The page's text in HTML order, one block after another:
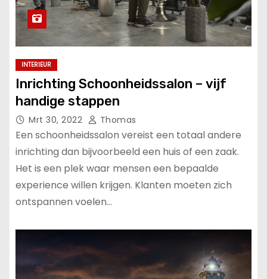
INTERIEUR
Inrichting Schoonheidssalon – vijf
handige stappen
Mrt 30, 2022 Thomas
Een schoonheidssalon vereist een totaal andere
inrichting dan bijvoorbeeld een huis of een zaak.
Het is een plek waar mensen een bepaalde
experience willen krijgen. Klanten moeten zich
ontspannen voelen…